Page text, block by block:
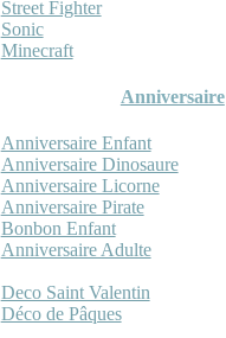
Street Fighter
Sonic
Minecraft
Anniversaire
Anniversaire Enfant
Anniversaire Dinosaure
Anniversaire Licorne
Anniversaire Pirate
Bonbon Enfant
Anniversaire Adulte
Deco Saint Valentin
Déco de Pâques